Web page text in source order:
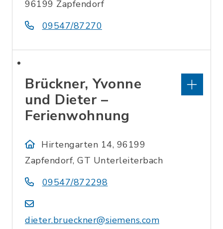
96199 Zapfendorf
09547/87270
Brückner, Yvonne
und Dieter –
Ferienwohnung
Hirtengarten 14, 96199
Zapfendorf, GT Unterleiterbach
09547/872298
dieter.brueckner@siemens.com